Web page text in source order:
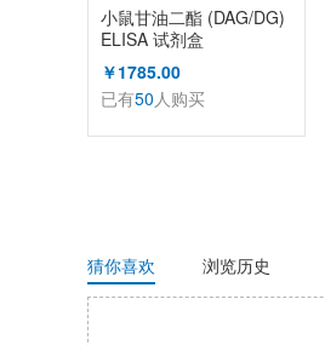
小鼠甘油二酯 (DAG/DG)
ELISA 试剂盒
￥1785.00
已有50人购买
猜你喜欢 浏览历史